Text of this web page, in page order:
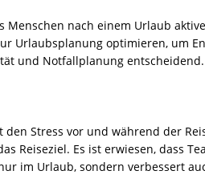
Menschen nach einem Urlaub
Urlaubsplanung optimieren, um
und Notfallplanung entscheidend.
Stress vor und während der
Reiseziel. Es ist erwiesen, dass
im Urlaub, sondern verbessert